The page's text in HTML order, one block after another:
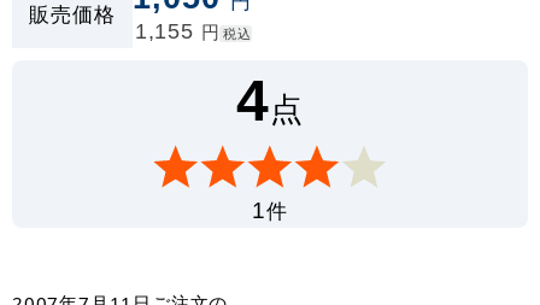
販売価格
1,155 円 税込
4点
1件